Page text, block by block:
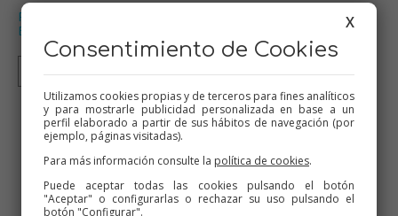
Panes y bolleria
Especial Navidad
Thermomix Tradicional Olla GM
8 9
Descarga la App
X
Consentimiento de Cookies
Utilizamos cookies propias y de terceros para fines analíticos
y para mostrarle publicidad personalizada en base a un
perfil elaborado a partir de sus hábitos de navegación (por
ejemplo, páginas visitadas).
Para más información consulte la política de cookies.
Puede aceptar todas las cookies pulsando el botón
"Aceptar" o configurarlas o rechazar su uso pulsando el
botón "Configurar".